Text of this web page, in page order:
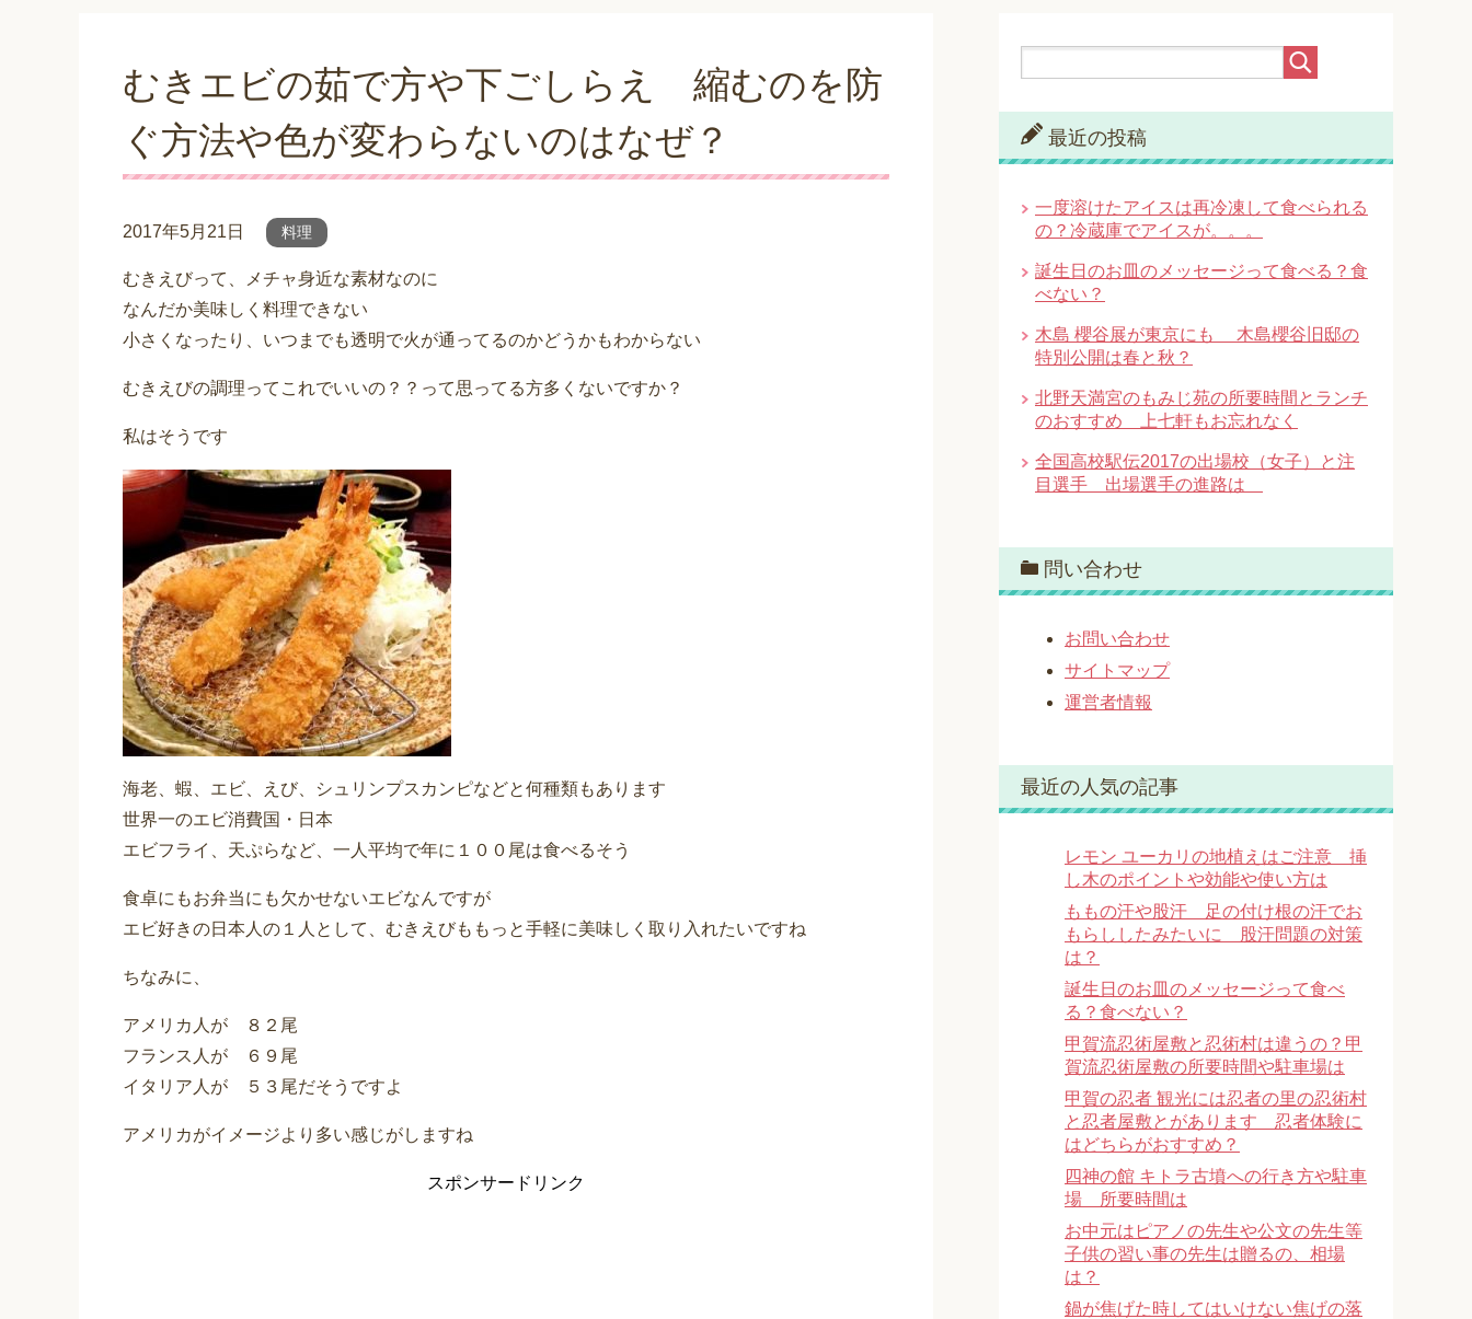
むきエビの茹で方や下ごしらえ 縮むのを防
ぐ方法や色が変わらないのはなぜ？
2017年5月21日 料理
むきえびって、メチャ身近な素材なのに
なんだか美味しく料理できない
小さくなったり、いつまでも透明で火が通ってるのかどうかもわからない
むきえびの調理ってこれでいいの？？って思ってる方多くないですか？
私はそうです
海老、蝦、エビ、えび、シュリンプスカンピなどと何種類もあります
世界一のエビ消費国・日本
エビフライ、天ぷらなど、一人平均で年に１００尾は食べるそう
食卓にもお弁当にも欠かせないエビなんですが
エビ好きの日本人の１人として、むきえびももっと手軽に美味しく取り入れたいですね
ちなみに、
アメリカ人が ８２尾
フランス人が ６９尾
イタリア人が ５３尾だそうですよ
アメリカがイメージより多い感じがしますね
スポンサードリンク
最近の投稿
一度溶けたアイスは再冷凍して食べられる
の？冷蔵庫でアイスが。。。
誕生日のお皿のメッセージって食べる？食
べない？
木島 櫻谷展が東京にも 木島櫻谷旧邸の
特別公開は春と秋？
北野天満宮のもみじ苑の所要時間とランチ
のおすすめ 上七軒もお忘れなく
全国高校駅伝2017の出場校（女子）と注
目選手 出場選手の進路は
問い合わせ
お問い合わせ
サイトマップ
運営者情報
最近の人気の記事
レモン ユーカリの地植えはご注意 挿
し木のポイントや効能や使い方は
ももの汗や股汗 足の付け根の汗でお
もらししたみたいに 股汗問題の対策
は？
誕生日のお皿のメッセージって食べ
る？食べない？
甲賀流忍術屋敷と忍術村は違うの？甲
賀流忍術屋敷の所要時間や駐車場は
甲賀の忍者 観光には忍者の里の忍術村
と忍者屋敷とがあります 忍者体験に
はどちらがおすすめ？
四神の館 キトラ古墳への行き方や駐車
場 所要時間は
お中元はピアノの先生や公文の先生等
子供の習い事の先生は贈るの、相場
は？
鍋が焦げた時してはいけない焦げの落